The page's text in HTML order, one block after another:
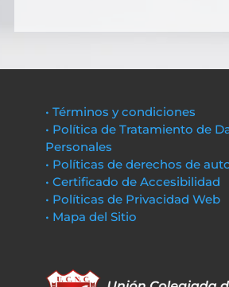
• Términos y condiciones
• Política de Tratamiento de
Personales
• Políticas de derechos de
• Certificado de Accesibilidad
• Políticas de Privacidad Web
• Mapa del Sitio